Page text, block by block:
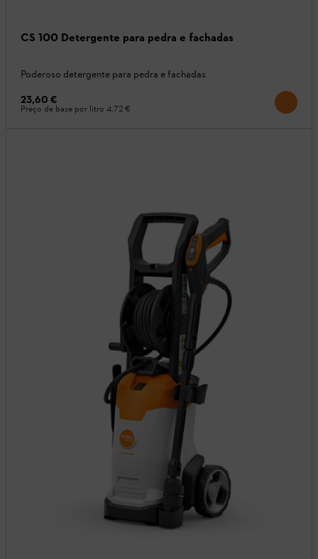
CS 100 Detergente para pedra e fachadas
Poderoso detergente para pedra e fachadas
23,60 €
Preço de base por litro 4,72 €